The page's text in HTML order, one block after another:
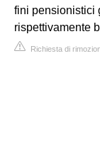
fini pensionistici
rispettivamente
Richiesta di